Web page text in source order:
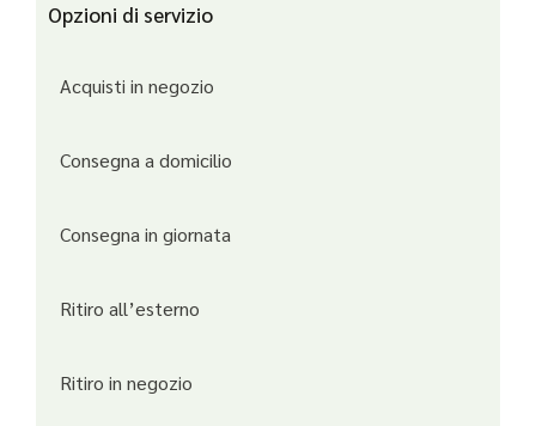
Opzioni di servizio
Acquisti in negozio
Consegna a domicilio
Consegna in giornata
Ritiro all’esterno
Ritiro in negozio